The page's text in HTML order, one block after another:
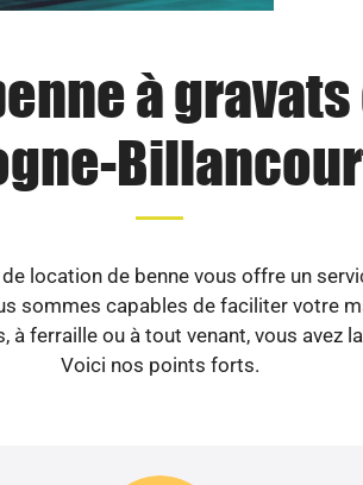
à
location de benne vous offre un
sommes capables de faciliter votre
à ferraille ou à tout venant, vous avez
Voici nos points forts.